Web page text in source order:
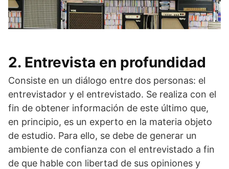
2. Entrevista en profundidad
Consiste en un diálogo entre dos personas: el
entrevistador y el entrevistado. Se realiza con el
fin de obtener información de este último que,
en principio, es un experto en la materia objeto
de estudio. Para ello, se debe de generar un
ambiente de confianza con el entrevistado a fin
de que hable con libertad de sus opiniones y